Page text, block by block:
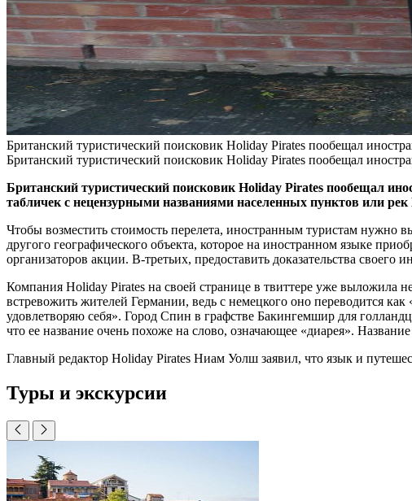
Британский туристический поисковик Holiday Pirates пообещал
Британский туристический поисковик Holiday Pirates пообещал
Британский туристический поисковик Holiday Pirates пообещал
табличек с нецензурными названиями населенных пунктов или
Чтобы возместить стоимость перелета, иностранным туристам нужно
другого географического объекта, которое на иностранном языке
организаторов акции. В-третьих, предоставить доказательства своего
Компания Holiday Pirates на своей странице в твиттере уже выложила
встревожить жителей Германии, ведь с немецкого оно переводится
удовлетворяю себя». Город Спин в графстве Бакингемшир для
что ее название очень похоже на слово, означающее «диарея».
Главный редактор Holiday Pirates Ниам Уолш заявил, что язык и
Туры и экскурсии